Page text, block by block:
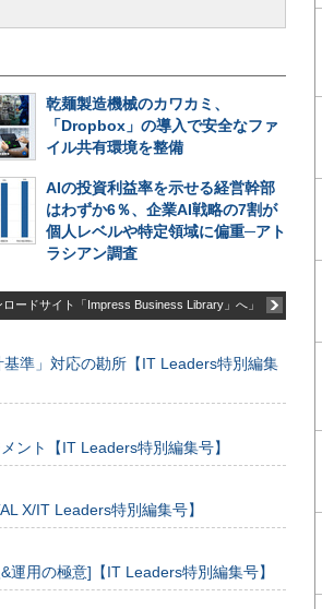
乾麺製造機械のカワカミ、
「Dropbox」の導入で安全なファ
イル共有環境を整備
AIの投資利益率を示せる経営幹部
はわずか6％、企業AI戦略の7割が
個人レベルや特定領域に偏重─アト
ラシアン調査
ロードサイト「Impress Business Library」へ」
準」対応の勘所【IT Leaders特別編集
ント【IT Leaders特別編集号】
X/IT Leaders特別編集号】
運用の極意]【IT Leaders特別編集号】